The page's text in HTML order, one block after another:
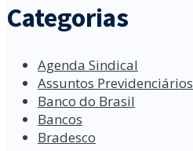
Categorias
Agenda Sindical
Assuntos Previdenciários
Banco do Brasil
Bancos
Bradesco